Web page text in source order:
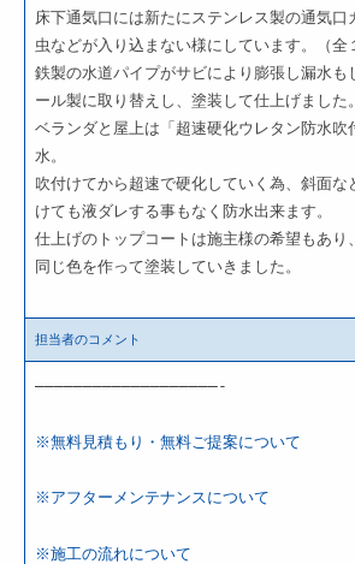
床下通気口には新たにステンレス製の通気口
虫などが入り込まない様にしています。（全
鉄製の水道パイプがサビにより膨張し漏水も
ール製に取り替えし、塗装して仕上げました。
ベランダと屋上は「超速硬化ウレタン防水吹
水。
吹付けてから超速で硬化していく為、斜面な
けても液ダレする事もなく防水出来ます。
仕上げのトップコートは施主様の希望もあり
同じ色を作って塗装していきました。
担当者のコメント
———————————————————-
※無料見積もり・無料ご提案について
※アフターメンテナンスについて
※施工の流れについて